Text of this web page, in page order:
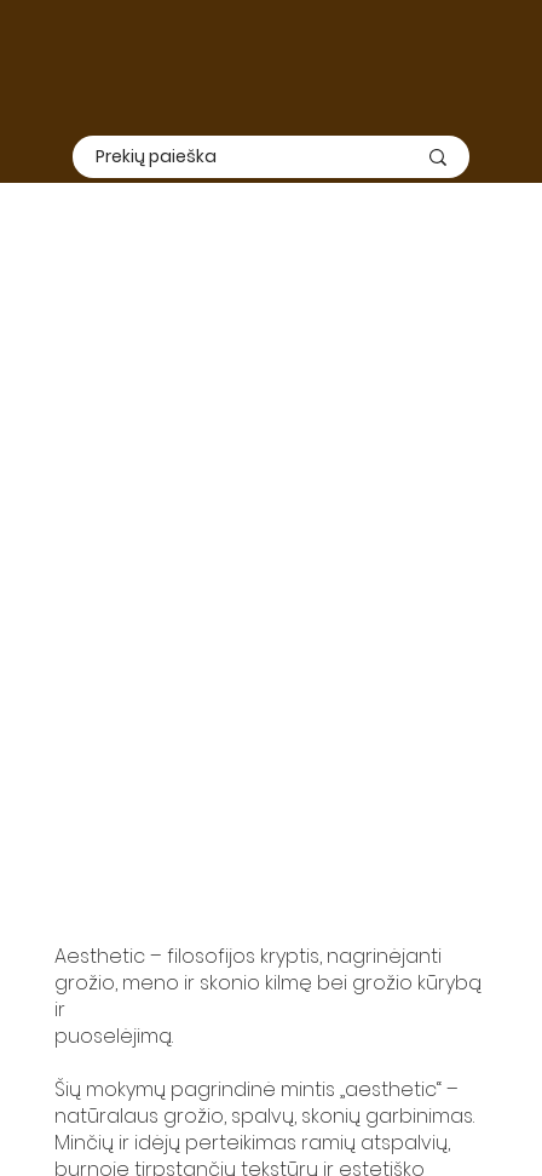
Aesthetic – filosofijos kryptis, nagrinėjanti
grožio, meno ir skonio kilmę bei grožio kūrybą
ir
puoselėjimą.
Šių mokymų pagrindinė mintis „aesthetic“ –
natūralaus grožio, spalvų, skonių garbinimas.
Minčių ir idėjų perteikimas ramių atspalvių,
burnoje tirpstančių tekstūrų ir estetiško